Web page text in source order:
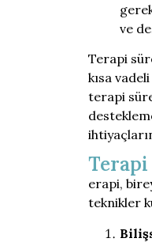
ve
Terapi
kısa
terapi
erapi,
teknikler